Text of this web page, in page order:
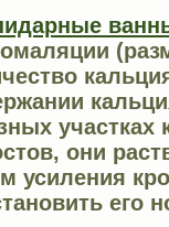
участках
они
усиления
его